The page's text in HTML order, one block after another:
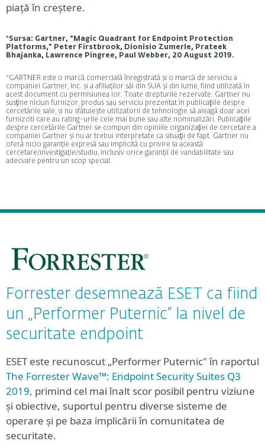
piață în creștere.
*Sursa: Gartner, “Magic Quadrant for Endpoint Protection
Platforms,” Peter Firstbrook, Dionisio Zumerle, Prateek
Bhajanka, Lawrence Pingree, Paul Webber, 20 August 2019.
*GARTNER este o marcă comercială înregistrată și o marcă de serviciu a
companiei Gartner, Inc. și a afiliaților săi din SUA și din lume, fiind utilizată în
acest document cu permisiunea lor. Toate drepturile rezervate. Gartner nu
susţine niciun furnizor, produs sau serviciu prezentat în publicaţiile despre
cercetările sale, şi nu sfătuieşte utilizatorii de tehnologie să aleagă doar acei
furnizoti care au rating-urile cele mai bune sau alte nominalizări. Publicaţiile
despre cercetările Gartner se compun din opiniile organizaţiei de cercetare a
companiei Gartner şi nu ar trebui interpretate ca situaţii de fapt. Gartner nu
oferă nicio garanție expresă sau implicită cu privire la această
cercetare/investigație/studiu, inclusiv orice garanții de vandabilitate sau
adecvare pentru un scop special.
Forrester desemnează ESET ca fiind
un „Performer Puternic” la nivel de
securitate endpoint
ESET este recunoscut „Performer Puternic" în raportul
The Forrester Wave™: Endpoint Security Suites Q3
2019, primind cel mai înalt scor posibil pentru viziune
și obiective, suportul pentru diverse sisteme de
operare și pe baza implicării în comunitatea de
securitate.